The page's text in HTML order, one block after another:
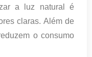
a luz natural é
claras. Além de
o consumo